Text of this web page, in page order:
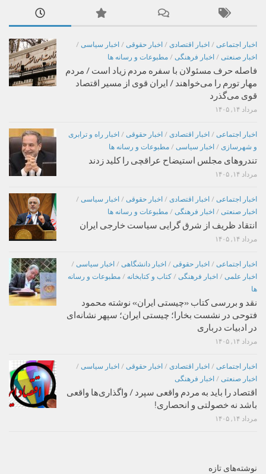
اخبار اجتماعی / اخبار اقتصادی / اخبار حقوقی / اخبار سیاسی /
اخبار صنعتی / اخبار فرهنگی / مطبوعات و رسانه ها
فاصله حرف مسئولان با سفره مردم زیاد است / مردم
مهار تورم را می‌خواهند / ایران قوی از مسیر اقتصاد
قوی می‌گذرد
مرداد ۱۴, ۱۴۰۵
اخبار اجتماعی / اخبار اقتصادی / اخبار حقوقی / اخبار راه و ترابری
و شهرسازی / اخبار سیاسی / مطبوعات و رسانه ها
تندروهای مجلس استیضاح عراقچی را کلید زدند
مرداد ۱۴, ۱۴۰۵
اخبار اجتماعی / اخبار اقتصادی / اخبار حقوقی / اخبار سیاسی /
اخبار صنعتی / اخبار فرهنگی / مطبوعات و رسانه ها
انتقاد ظریف از شرق گرایی سیاست خارجی ایران
مرداد ۱۴, ۱۴۰۵
اخبار اجتماعی / اخبار حقوقی / اخبار دانشگاهی / اخبار سیاسی /
اخبار علمی / اخبار فرهنگی / کتاب و کتابخانه / مطبوعات و رسانه
ها
نقد و بررسی کتاب «چیستی ایران» نوشته محمود
فتوحی در نشست بخارا؛ چیستی ایران؛ سپهر نشانه‌ای
در ادبیات درباری
مرداد ۱۴, ۱۴۰۵
اخبار اجتماعی / اخبار اقتصادی / اخبار حقوقی / اخبار سیاسی /
اخبار صنعتی / اخبار فرهنگی
اقتصاد را باید به مردم واقعی سپرد / واگذاری‌ها واقعی
باشد نه خصولتی و انحصاری!
مرداد ۱۴, ۱۴۰۵
نوشته‌های تازه